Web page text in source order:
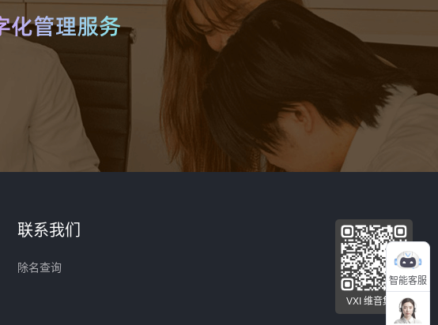
智能客服
联系我们
除名查询
VXI 维音集团